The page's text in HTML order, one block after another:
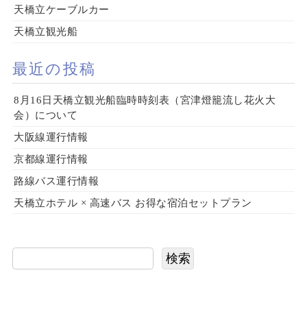
天橋立ケーブルカー
天橋立観光船
最近の投稿
8月16日天橋立観光船臨時時刻表（宮津燈籠流し花火大
会）について
大阪線運行情報
京都線運行情報
路線バス運行情報
天橋立ホテル × 高速バス お得な宿泊セットプラン
検索